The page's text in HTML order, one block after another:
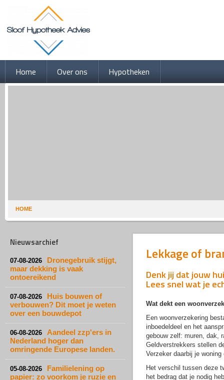
HOME
Home Over ons Hypotheken
Nieuwsarchief
07-08-2026
Dronegebruik stijgt,
maar dekking is vaak
ontoereikend
07-08-2026
Huis bouwen of
verbouwen? Dit moet je weten
over een bouwdepot
06-08-2026
Aandeel zzp'ers in
Nederland hoger dan
omringende Europese landen.
05-08-2026
Familielening op
papier: zo voorkom je ruzie en
Lekkage of
Denk jij dat jouw
Lees snel wat je
Wat dekt een
Een woonverzekering
inboedeldeel en het
gebouw zelf: muren, dak,
Geldverstrekkers stellen
Verzeker daarbij je
Het verschil tussen deze
het bedrag dat je nodig